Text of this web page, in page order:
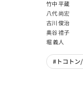
竹中 平蔵
八代 尚宏
古川 俊治
奥谷 禮子
堀 義人
#トコトン